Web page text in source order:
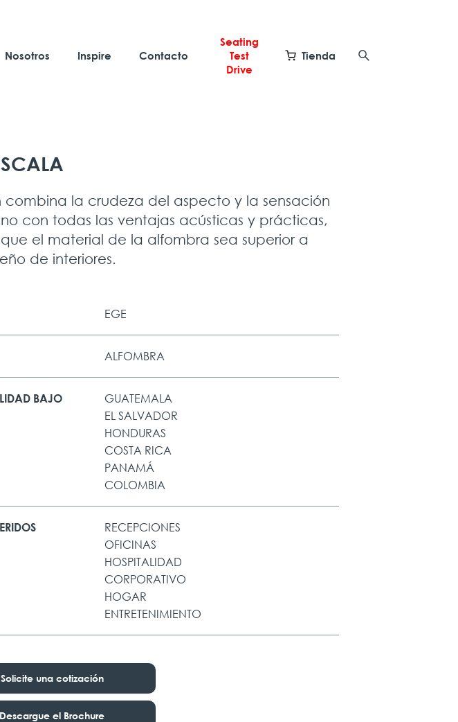
Nosotros Inspire Contacto
Seating
Test
Drive
Tienda
combina la crudeza del aspecto y la sensación
con todas las ventajas acústicas y prácticas,
el material de la alfombra sea superior a
de interiores.
EGE
ALFOMBRA
BAJO
GUATEMALA
EL SALVADOR
HONDURAS
COSTA RICA
PANAMÁ
COLOMBIA
RECEPCIONES
OFICINAS
HOSPITALIDAD
CORPORATIVO
HOGAR
ENTRETENIMIENTO
Solicite una cotización
Descargue el Brochure